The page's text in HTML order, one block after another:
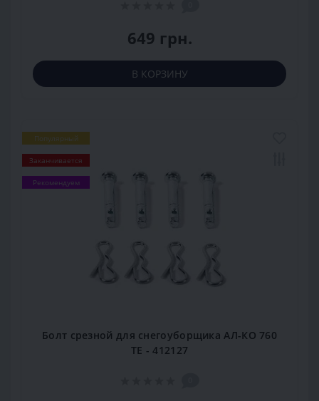
649 грн.
В КОРЗИНУ
Популярный
Заканчивается
Рекомендуем
Болт срезной для снегоуборщика АЛ-КО 760
ТЕ - 412127